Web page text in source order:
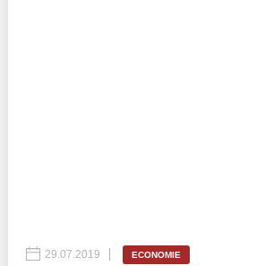
29.07.2019 ECONOMIE